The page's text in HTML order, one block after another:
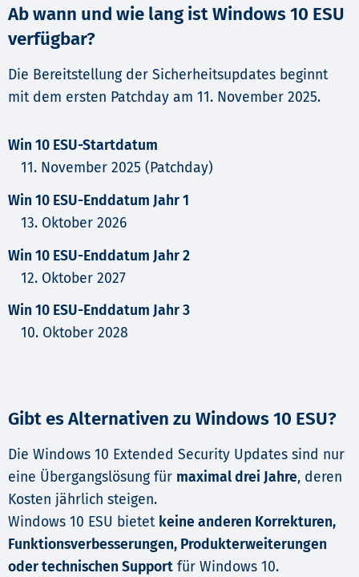
Ab wann und wie lang ist Windows 10 ESU
verfügbar?
Die Bereitstellung der Sicherheitsupdates beginnt
mit dem ersten Patchday am 11. November 2025.
Win 10 ESU-Startdatum
11. November 2025 (Patchday)
Win 10 ESU-Enddatum Jahr 1
13. Oktober 2026
Win 10 ESU-Enddatum Jahr 2
12. Oktober 2027
Win 10 ESU-Enddatum Jahr 3
10. Oktober 2028
Gibt es Alternativen zu Windows 10 ESU?
Die Windows 10 Extended Security Updates sind nur
eine Übergangslösung für maximal drei Jahre, deren
Kosten jährlich steigen.
Windows 10 ESU bietet keine anderen Korrekturen,
Funktionsverbesserungen, Produkterweiterungen
oder technischen Support für Windows 10.